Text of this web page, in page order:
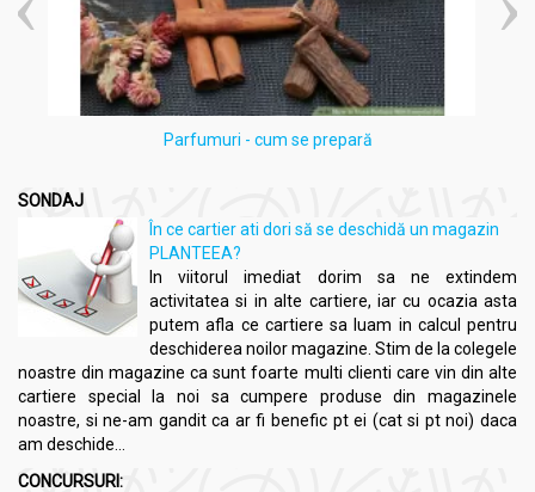
Parfumuri - cum se prepară
SONDAJ
În ce cartier ati dori să se deschidă un magazin
PLANTEEA?
In viitorul imediat dorim sa ne extindem
activitatea si in alte cartiere, iar cu ocazia asta
putem afla ce cartiere sa luam in calcul pentru
deschiderea noilor magazine. Stim de la colegele
noastre din magazine ca sunt foarte multi clienti care vin din alte
cartiere special la noi sa cumpere produse din magazinele
noastre, si ne-am gandit ca ar fi benefic pt ei (cat si pt noi) daca
am deschide...
CONCURSURI: